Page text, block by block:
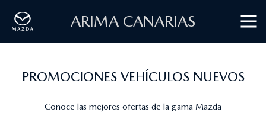
ARIMA CANARIAS
PROMOCIONES VEHÍCULOS NUEVOS
Conoce las mejores ofertas de la gama Mazda